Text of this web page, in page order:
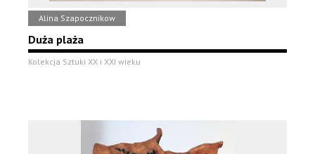
Alina Szapocznikow
Duża plaża
Kolekcja Sztuki XX i XXI wieku